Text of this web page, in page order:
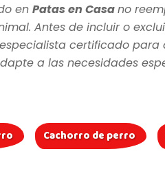
en Patas en Casano
Antes de incluir o
certificado para
a las necesidades
Cachorro de perro